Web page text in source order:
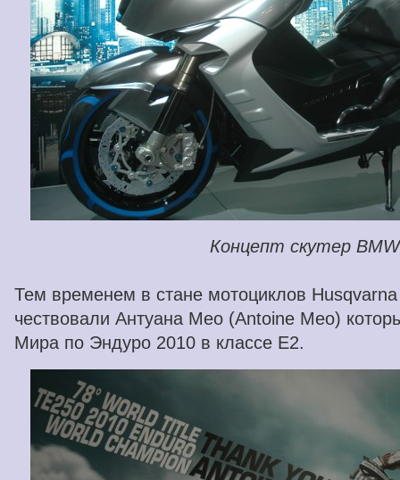
Концепт скутер BMW
Тем временем в стане мотоциклов
чествовали Антуана Мео (Antoine Meo)
Мира по Эндуро 2010 в классе Е2.